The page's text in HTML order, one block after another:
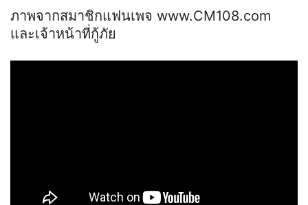
ภาพจากสมาชิกแฟนเพจ www.CM108.com
และเจ้าหน้าที่กู้ภัย